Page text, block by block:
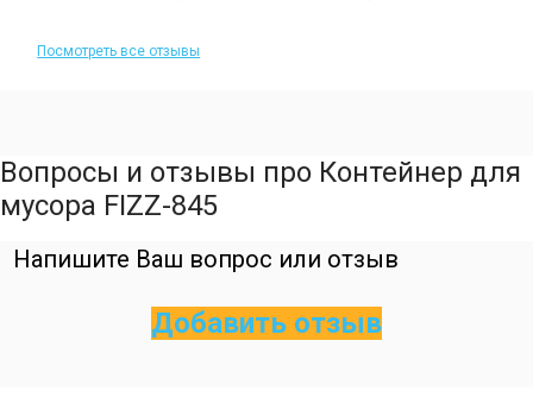
Посмотреть все отзывы
Вопросы и отзывы про Контейнер для
мусора FIZZ-845
Напишите Ваш вопрос или отзыв
Добавить отзыв